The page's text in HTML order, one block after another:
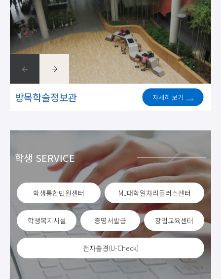
방목학술정보관 자세히 보기
학생 SERVICE
학생통합민원센터 MJ대학일자리플러스센터
학생복지시설 증명서발급 창업교육센터
전자출결(U-Check)